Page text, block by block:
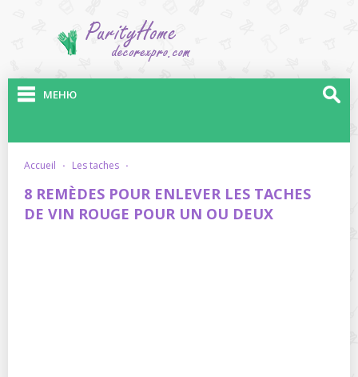
МЕНЮ
accueil · les taches ·
8 REMÈDES POUR ENLEVER LES TACHES
DE VIN ROUGE POUR UN OU DEUX